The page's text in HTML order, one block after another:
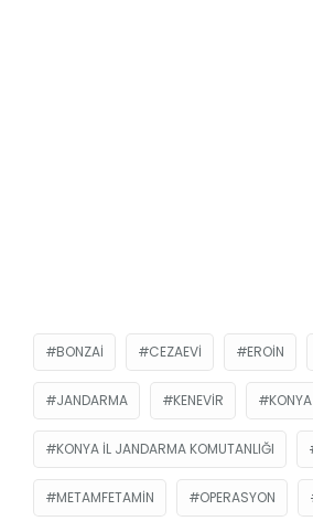
BONZAI CEZAEVI EROIN
JANDARMA KENEVIR KONYA
KONYA İL JANDARMA KOMUTANLIĞI
METAMFETAMIN OPERASYON